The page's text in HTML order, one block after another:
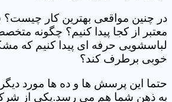
در چنین مواقعی بهترین کار
معتبر از کجا پیدا کنیم؟ چگونه
لباسشویی حرفه ای پیدا کنیم که
خوبی برطرف کند؟
حتما این پرسش ها و ده ها مورد
به ذهن شما هم می رسد.یکی از